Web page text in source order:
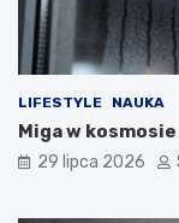
LIFESTYLE NAUKA
Miga w
29 lipca 2026